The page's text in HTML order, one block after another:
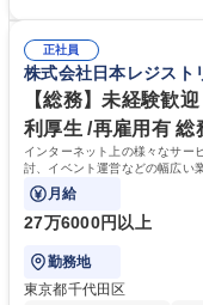
のご応募をお待ちしております。 募集職種 【第二新卒オー
ン】業界未経験歓迎/自社ゲ
正社員
株式会社日本レジスト
【総務】未経験歓
利厚生 /再雇用有 総
インターネット上の様々なサー
討、イベント運営などの幅広い
ている部署です。
月給
27万6000円以上
勤務地
東京都千代田区